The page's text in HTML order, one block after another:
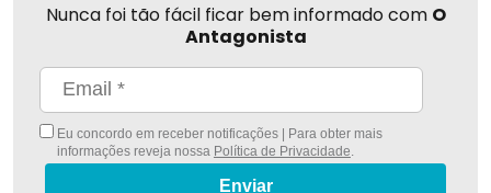
Nunca foi tão fácil ficar bem informado com O
Antagonista
Eu concordo em receber notificações | Para obter mais
informações reveja nossa Política de Privacidade
Enviar